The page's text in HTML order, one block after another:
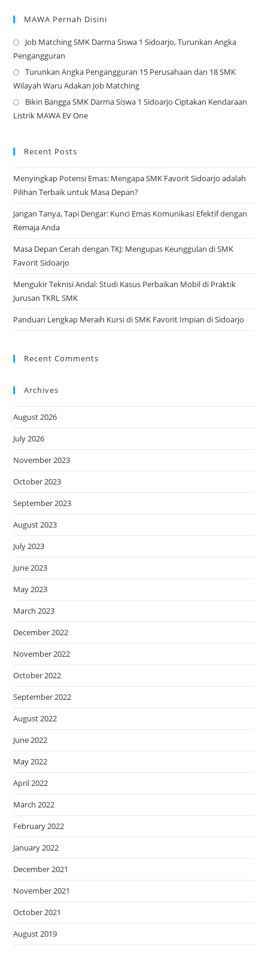
MAWA Pernah Disini
Job Matching SMK Darma Siswa 1 Sidoarjo, Turunkan Angka
Pengangguran
Turunkan Angka Pengangguran 15 Perusahaan dan 18 SMK
Wilayah Waru Adakan Job Matching
Bikin Bangga SMK Darma Siswa 1 Sidoarjo Ciptakan Kendaraan
Listrik MAWA EV One
Recent Posts
Menyingkap Potensi Emas: Mengapa SMK Favorit Sidoarjo adalah
Pilihan Terbaik untuk Masa Depan?
Jangan Tanya, Tapi Dengar: Kunci Emas Komunikasi Efektif dengan
Remaja Anda
Masa Depan Cerah dengan TKJ: Mengupas Keunggulan di SMK
Favorit Sidoarjo
Mengukir Teknisi Andal: Studi Kasus Perbaikan Mobil di Praktik
Jurusan TKRL SMK
Panduan Lengkap Meraih Kursi di SMK Favorit Impian di Sidoarjo
Recent Comments
Archives
August 2026
July 2026
November 2023
October 2023
September 2023
August 2023
July 2023
June 2023
May 2023
March 2023
December 2022
November 2022
October 2022
September 2022
August 2022
June 2022
May 2022
April 2022
March 2022
February 2022
January 2022
December 2021
November 2021
October 2021
August 2019